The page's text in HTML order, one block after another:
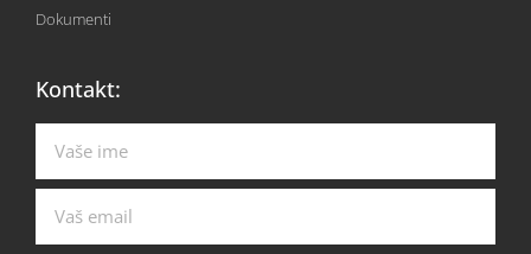
Dokumenti
Kontakt: